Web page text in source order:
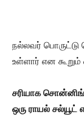
நல்லவர் பொருட்டு
உள்ளார் என
சரியாக
ஒரு ராயல் சல்யூட்